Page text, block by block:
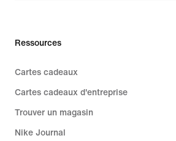
Ressources
Cartes cadeaux
Cartes cadeaux d'entreprise
Trouver un magasin
Nike Journal